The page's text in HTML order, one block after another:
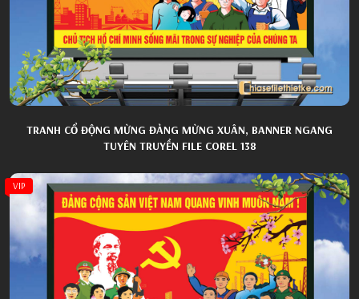
TRANH CỔ ĐỘNG MỪNG ĐẢNG MỪNG XUÂN, BANNER NGANG
TUYÊN TRUYỀN FILE COREL 138
VIP